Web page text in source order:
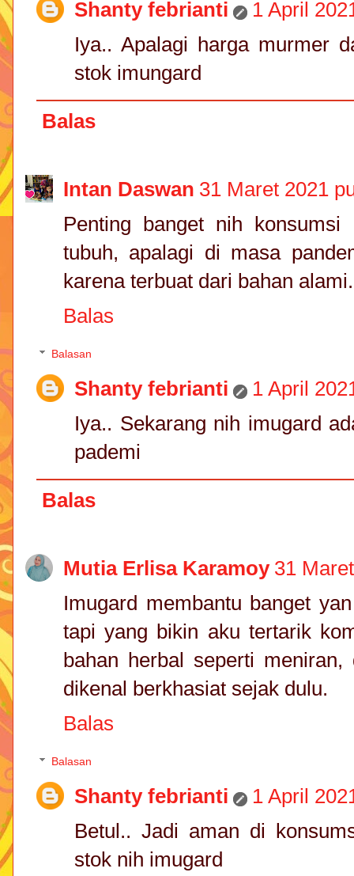
Shanty febrianti
1 April
Iya.. Apalagi harga murmer
stok imungard
Balas
Intan Daswan 31 Maret 2021
Penting banget nih
tubuh, apalagi di masa
karena terbuat dari bahan alami.
Balas
Balasan
Shanty febrianti
1 April
Iya.. Sekarang nih imugard
pademi
Balas
Mutia Erlisa Karamoy 31
Imugard membantu banget
tapi yang bikin aku tertarik
bahan herbal seperti
dikenal berkhasiat sejak dulu.
Balas
Balasan
Shanty febrianti
1 April
Betul.. Jadi aman di
stok nih imugard